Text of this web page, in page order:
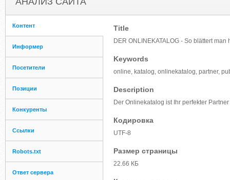
Контент
Информер
Посетители
Позиции
Конкуренты
Ссылки
Robots.txt
Ответ сервера
Title
DER ONLINEKATALOG - So blättert man
Keywords
online, katalog, onlinekatalog, partner,
Description
Der Onlinekatalog ist Ihr perfekter
Кодировка
UTF-8
Размер страницы
22.66 КБ